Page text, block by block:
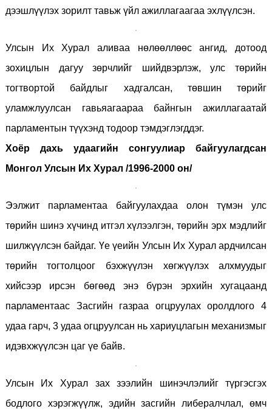
дээшлүүлэх зорилт тавьж үйл ажиллагаагаа эхлүүлсэн.
Улсын Их Хурал аливаа нөлөөллөөс ангид, дотоод
зохицлын дагуу зөрчлийг шийдвэрлэж, улс төрийн
тогтвортой байдлыг хадгалсан, төвшин төрийг
уламжлуулсан гавьяагаараа байнгын ажиллагаатай
парламентын түүхэнд тодоор тэмдэглэгддэг.
Хоёр дахь удаагийн сонгуулиар байгуулагдсан
Монгол Улсын Их Хурал /1996-2000 он/
Ээлжит парламентаа байгуулахдаа олон түмэн улс
төрийн шинэ хүчинд итгэл хүлээлгэн, төрийн эрх мэдлийг
шилжүүлсэн байдаг. Үе үеийн Улсын Их Хурал ардчилсан
төрийн тогтолцоог бэхжүүлэн хөгжүүлэх алхмуудыг
хийсээр ирсэн бөгөөд энэ бүрэн эрхийн хугацаанд
парламентаас Засгийн газраа огцруулах оролдлого 4
удаа гарч, 3 удаа огцруулсан нь хариуцлагын механизмыг
идэвхжүүлсэн цаг үе байв.
Улсын Их Хурал зах зээлийн шинэчлэлийг түргэсгэх
бодлого хэрэгжүүлж, эдийн засгийн либералчлал, өмч